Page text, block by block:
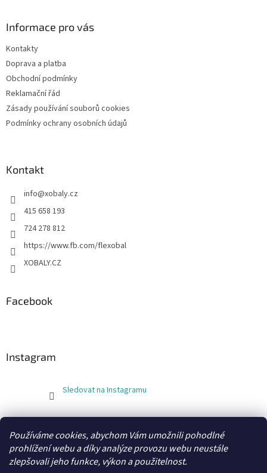
Používáme cookies, abychom Vám umožnili pohodlné
prohlížení webu a díky analýze provozu webu neustále
zlepšovali jeho funkce, výkon a použitelnost.
Informace pro vás
Kontakty
Doprava a platba
Obchodní podmínky
Reklamační řád
Zásady používání souborů cookies
Podmínky ochrany osobních údajů
Kontakt
info@xobaly.cz
415 658 193
724 278 812
https://www.fb.com/flexobal
XOBALY.CZ
Facebook
Instagram
Sledovat na Instagramu